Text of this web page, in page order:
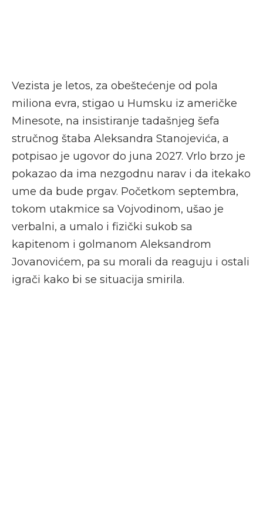
Vezista je letos, za obeštećenje od pola
miliona evra, stigao u Humsku iz američke
Minesote, na insistiranje tadašnjeg šefa
stručnog štaba Aleksandra Stanojevića, a
potpisao je ugovor do juna 2027. Vrlo brzo je
pokazao da ima nezgodnu narav i da itekako
ume da bude prgav. Početkom septembra,
tokom utakmice sa Vojvodinom, ušao je
verbalni, a umalo i fizički sukob sa
kapitenom i golmanom Aleksandrom
Jovanovićem, pa su morali da reaguju i ostali
igrači kako bi se situacija smirila.